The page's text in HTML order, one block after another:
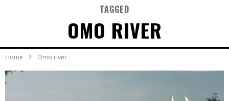
A subida da rampa é diferente!
Faça o bem! Mas, sem olhar a quem!?
Novo single de Arnaldo Tifu, “De Testa” explora brasilidade em sons, cores e símbolos
TAGGED
OMO RIVER
Home Omo river